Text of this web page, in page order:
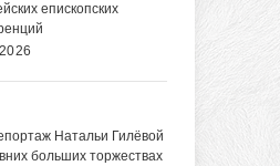
епископских
Натальи Гилёвой
больших торжествах